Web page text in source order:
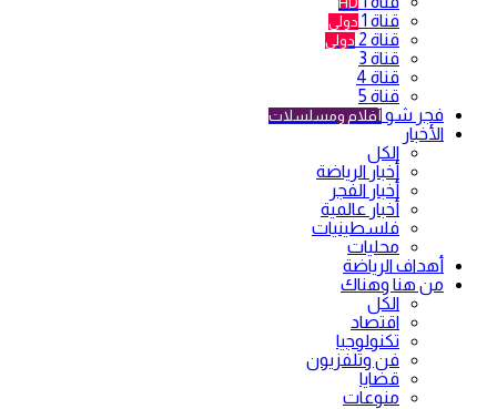
قناة 1 دولي
قناة 2 دولي
قناة 3
قناة 4
قناة 5
فجر شو أفلام ومسلسلات
الأخبار
الكل
أخبار الرياضة
أخبار الفجر
أخبار عالمية
فلسطينيات
محليات
أهداف الرياضة
من هنا وهناك
الكل
اقتصاد
تكنولوجيا
فن وتلفزيون
قضايا
منوعات